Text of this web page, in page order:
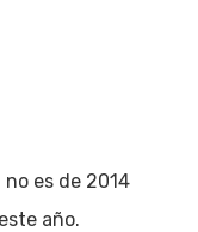
es de 2014
año.